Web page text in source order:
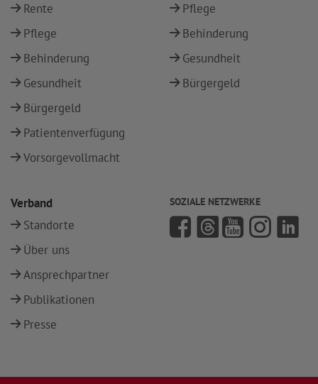
Rente
Pflege
Behinderung
Gesundheit
Bürgergeld
Patientenverfügung
Vorsorgevollmacht
Pflege
Behinderung
Gesundheit
Bürgergeld
Verband
Standorte
Über uns
Ansprechpartner
Publikationen
Presse
SOZIALE NETZWERKE